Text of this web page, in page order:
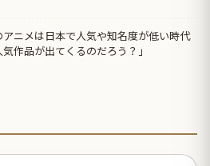
ニメは日本で人気や知名度が低い時代
作品が出てくるのだろう？」